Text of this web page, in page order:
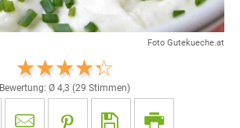
Foto Gutekueche.at
Bewertung: Ø 4,3 (29 Stimmen)